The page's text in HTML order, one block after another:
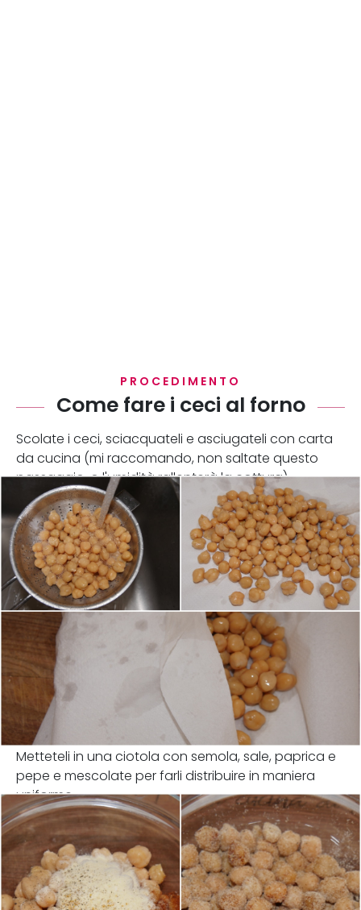
PROCEDIMENTO
Come fare i ceci al forno
Scolate i ceci, sciacquateli e asciugateli con carta
da cucina (mi raccomando, non saltate questo
passaggio, o l'umidità rallenterà la cottura).
Metteteli in una ciotola con semola, sale, paprica e
pepe e mescolate per farli distribuire in maniera
uniforme.